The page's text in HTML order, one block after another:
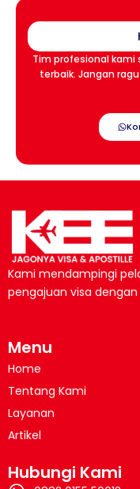
Tim profesional
terbaik. Jangan
Kami mendampingi
pengajuan visa
Menu
Home
Tentang Kami
Layanan
Artikel
Hubungi Kami